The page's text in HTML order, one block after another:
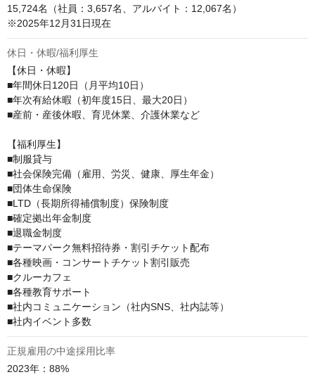
15,724名（社員：3,657名、アルバイト：12,067名）
※2025年12月31日現在
休日・休暇/福利厚生
【休日・休暇】
■年間休日120日（月平均10日）
■年次有給休暇（初年度15日、最大20日）
■産前・産後休暇、育児休業、介護休業など
【福利厚生】
■制服貸与
■社会保険完備（雇用、労災、健康、厚生年金）
■団体生命保険
■LTD（長期所得補償制度）保険制度
■確定拠出年金制度
■退職金制度
■テーマパーク無料招待券・割引チケット配布
■各種映画・コンサートチケット割引販売
■クルーカフェ
■各種教育サポート
■社内コミュニケーション（社内SNS、社内誌等）
■社内イベント多数
正規雇用の中途採用比率
2023年：88%